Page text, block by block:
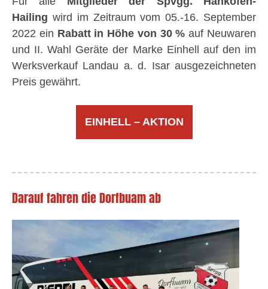
Hailing wird im Zeitraum vom 05.-16. September
2022 ein Rabatt in Höhe von 30 % auf Neuwaren
und II. Wahl Geräte der Marke Einhell auf den im
Werksverkauf Landau a. d. Isar ausgezeichneten
Preis gewährt.
EINHELL – AKTION
Darauf fahren die Dorfbuam ab